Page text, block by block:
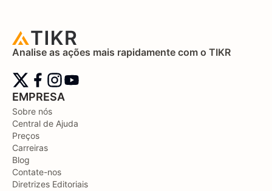
Analise as ações mais rapidamente com o TIKR
EMPRESA
Sobre nós
Central de Ajuda
Preços
Carreiras
Blog
Contate-nos
Diretrizes Editoriais